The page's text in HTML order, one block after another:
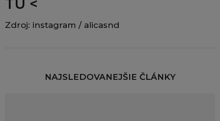
TU <
Zdroj: instagram / alicasnd
NAJSLEDOVANEJŠIE ČLÁNKY